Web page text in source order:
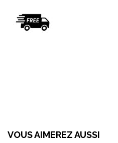
VOUS AIMEREZ AUSSI